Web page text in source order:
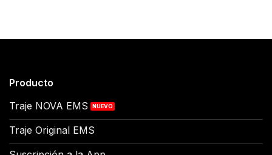
Producto
Traje NOVA EMS
Traje Original EMS